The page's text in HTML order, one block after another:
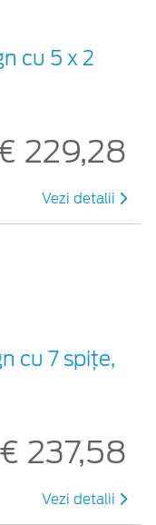
cu 5 x 2
229,28
Vezi detalii
cu 7 spiţe,
€ 237,58
Vezi detalii